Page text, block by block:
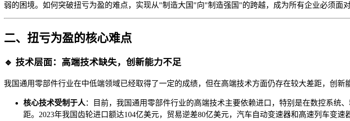
弱的困境。如何突破扭亏为盈的难点，实现从"制造大国"向"制造强国"的跨越，成为所有企业必须面对
二、扭亏为盈的核心难点
🔹 技术层面：高端技术缺失，创新能力不足
我国通用零部件行业在中低端领域已经取得了一定的成绩，但在高端技术方面仍存在较大差距，创新
核心技术受制于人 ：目前，我国通用零部件行业的高端技术主要依赖进口，特别是在数控系统
距。2023年我国齿轮进口额达104亿美元，贸易逆差80亿美元，汽车自动变速器和高速列车变速